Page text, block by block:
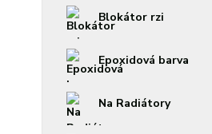
Blokátor rzi
Epoxidová barva
Na Radiátory